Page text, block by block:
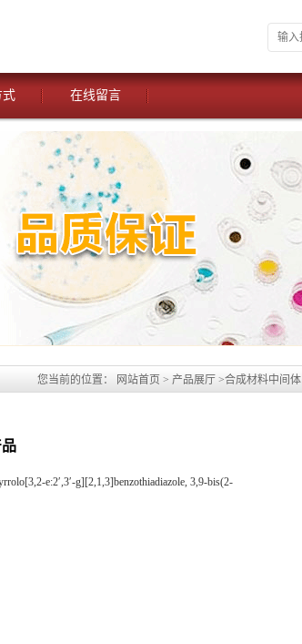
式 在线留言
您当前的位置： 网站首页 > 产品展厅 >合成材料中间体
e:2′,3′-g][2,1,3]benzothiadiazole, 3,9-bis(2-